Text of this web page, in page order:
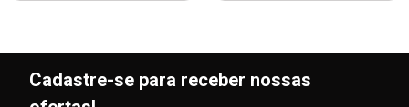
Cadastre-se para receber nossas